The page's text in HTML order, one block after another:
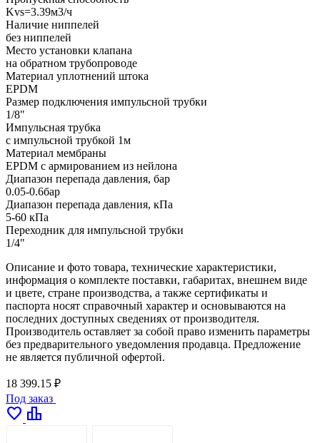
Kvs=3.39м3/ч
Наличие ниппелей
без ниппелей
Место установки клапана
на обратном трубопроводе
Материал уплотнений штока
EPDM
Размер подключения импульсной трубки
1/8"
Импульсная трубка
с импульсной трубкой 1м
Материал мембраны
EPDM с армированием из нейлона
Диапазон перепада давления, бар
0.05-0.6бар
Диапазон перепада давления, кПа
5-60 кПа
Переходник для импульсной трубки
1/4"
Описание и фото товара, технические характеристики,
информация о комплекте поставки, габаритах, внешнем виде
и цвете, стране производства, а также сертификаты и
паспорта носят справочный характер и основываются на
последних доступных сведениях от производителя.
Производитель оставляет за собой право изменить параметры
без предварительного уведомления продавца. Предложение
не является публичной офертой.
18 399.15 ₽
Под заказ
favorite leaderboard